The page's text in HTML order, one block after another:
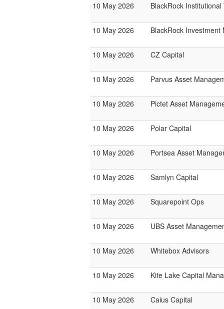
10 May 2026
BlackRock
10 May 2026 BlackRock Investment
10 May 2026 CZ Capital
10 May 2026 Parvus Asset
10 May 2026 Pictet Asset
10 May 2026 Polar Capital
10 May 2026 Portsea Asset
10 May 2026 Samlyn Capital
10 May 2026 Squarepoint Ops
10 May 2026 UBS Asset
10 May 2026 Whitebox Advisors
10 May 2026 Kite Lake Capital
10 May 2026 Caius Capital